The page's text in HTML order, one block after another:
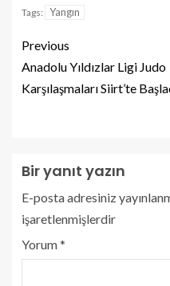
Tags: Yangın
Previous
Anadolu Yıldızlar Ligi Judo
Karşılaşmaları Siirt’te
Bir yanıt yazın
E-posta adresiniz
işaretlenmişlerdir
Yorum*